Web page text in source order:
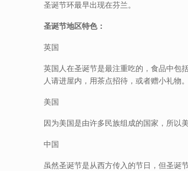
圣诞节环最早出现在芬兰。
圣诞节地区特色：
英国
英国人在圣诞节是最注重吃的，食品中包
人请进屋内，用茶点招待，或者赠小礼物。
美国
因为美国是由许多民族组成的国家，所以
中国
虽然圣诞节是从西方传入的节日，但圣诞